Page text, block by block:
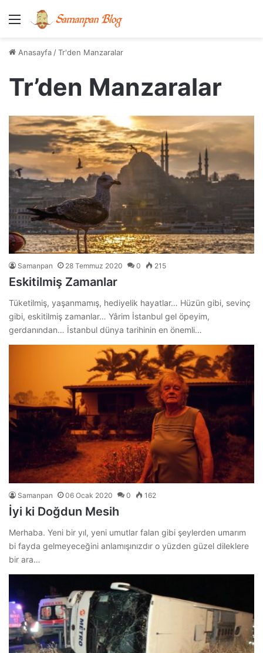
Menü
Anasayfa /Tr'den Manzaralar
Tr’den Manzaralar
Samanpan 28 Temmuz 2020 0 215
Eskitilmiş Zamanlar
Tüketilmiş, yaşanmamış, hediyelik hayatlar… Hüzün gibi, sevinç
gibi, eskitilmiş zamanlar… Yârim İstanbul gel öpeyim,
gerdanından… İstanbul dünya tarihinin en önemli…
Samanpan 06 Ocak 2020 0 162
İyi ki Doğdun Mesih
Merhaba. Yeni bir yıl, yeni umutlar falan gibi şeylerden umarım
bi fayda gelmeyeceğini anlamışınızdır o yüzden güzel dileklere
bir ara…